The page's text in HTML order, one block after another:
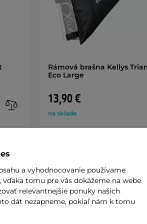
Rámová brašna Kellys
Eco Large
13,90 €
na sklade
a vyhodnocovanie používame
tomu pre vás dokážeme na webe
relevantnejšie ponuky našich
dát nezapneme, pokiaľ nám k tomu